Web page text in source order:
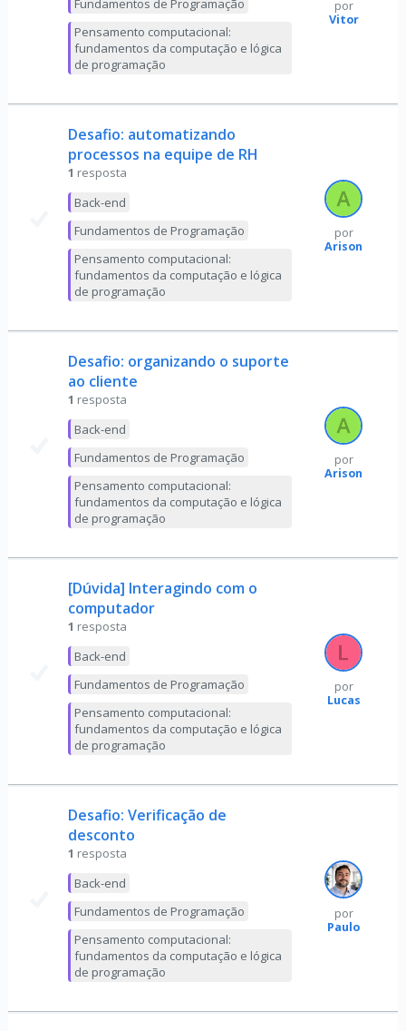
Fundamentos de Programação
Pensamento computacional:
fundamentos da computação e lógica
de programação
por
Vitor
Desafio: automatizando
processos na equipe de RH
1 resposta
Back-end
Fundamentos de Programação
Pensamento computacional:
fundamentos da computação e lógica
de programação
por
Arison
Desafio: organizando o suporte
ao cliente
1 resposta
Back-end
Fundamentos de Programação
Pensamento computacional:
fundamentos da computação e lógica
de programação
por
Arison
[Dúvida] Interagindo com o
computador
1 resposta
Back-end
Fundamentos de Programação
Pensamento computacional:
fundamentos da computação e lógica
de programação
por
Lucas
Desafio: Verificação de
desconto
1 resposta
Back-end
Fundamentos de Programação
Pensamento computacional:
fundamentos da computação e lógica
de programação
por
Paulo